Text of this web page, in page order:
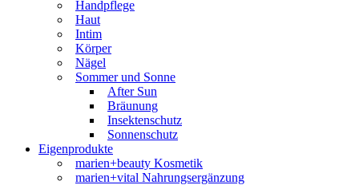
Handpflege
Haut
Intim
Körper
Nägel
Sommer und Sonne
After Sun
Bräunung
Insektenschutz
Sonnenschutz
Eigenprodukte
marien+beauty Kosmetik
marien+vital Nahrungsergänzung